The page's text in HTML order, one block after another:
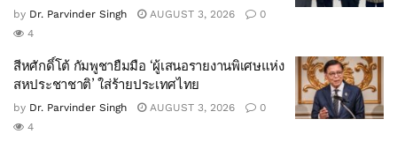
by Dr. Parvinder Singh AUGUST 3, 2026
0
4
สีหศักดิ์โต้ กัมพูชายืมมือ ‘ผู้เสนอรายงานพิเศษแห่ง
สหประชาชาติ’ ใส่ร้ายประเทศไทย
by Dr. Parvinder Singh AUGUST 3, 2026
0
4